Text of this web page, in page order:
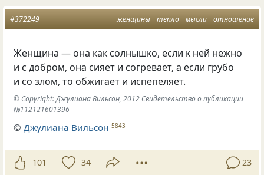
женщины тепло мысли отношение
#372249
Женщина — она как солнышко, если к ней нежно
и с добром, она сияет и согревает, а если грубо
и со злом, то обжигает и испепеляет.
© Copyright: Джулиана Вильсон, 2012 Свидетельство о публикации
№112121601396
© Джулиана Вильсон 5843
101 34 23